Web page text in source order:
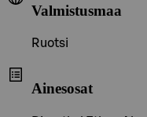
Valmistusmaa
Ruotsi
Ainesosat